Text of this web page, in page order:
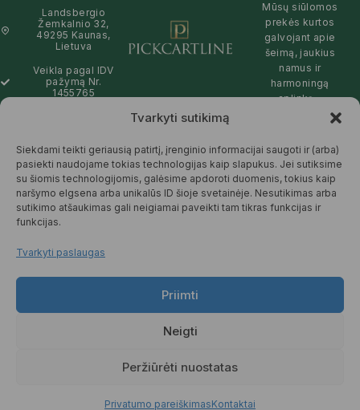
Tvarkyti sutikimą
Siekdami teikti geriausią patirtį, įrenginio informacijai saugoti ir (arba)
pasiekti naudojame tokias technologijas kaip slapukus. Jei sutiksime
su šiomis technologijomis, galėsime apdoroti duomenis, tokius kaip
naršymo elgsena arba unikalūs ID šioje svetainėje. Nesutikimas arba
sutikimo atšaukimas gali neigiamai paveikti tam tikras funkcijas ir
funkcijas.
Tvarkyti paslaugas
Priimti
Neigti
Peržiūrėti nuostatas
Privatumo pareiškimasKontaktai
Landsbergio
Žemkalnio 32,
49295 Kaunas,
Lietuva
Veikla pagal IDV
pažymą Nr.
1455765
09:00 - 19:00
Mūsų siūlomos
prekės kurtos
galvojant apie
šeimą, jaukius
namus ir
harmoningą
aplinką –
draugiškos tiek
Jums, tiek
gamtai.
DAUGIAU
© 2025 Pickcartline.com. Visos
teisės saugomos.
PREKIŲ KEITIMAS IR GRĄŽINIMAS